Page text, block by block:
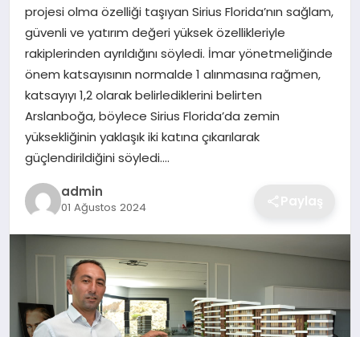
EKONOMI
MAGAZIN
OTOMOBIL
TEKNOLOJI
projesi olma özelliği taşıyan Sirius Florida’nın sağlam,
güvenli ve yatırım değeri yüksek özellikleriyle
rakiplerinden ayrıldığını söyledi. İmar yönetmeliğinde
önem katsayısının normalde 1 alınmasına rağmen,
katsayıyı 1,2 olarak belirlediklerini belirten
Arslanboğa, böylece Sirius Florida’da zemin
yüksekliğinin yaklaşık iki katına çıkarılarak
güçlendirildiğini söyledi….
admin
01 Ağustos 2024